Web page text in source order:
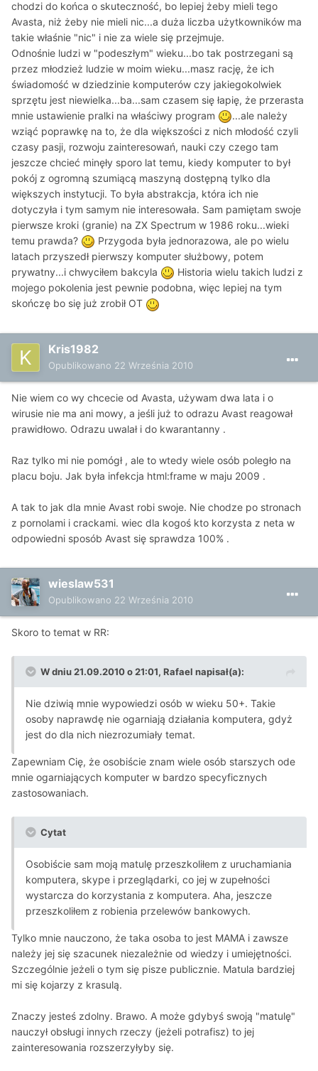
chodzi do końca o skuteczność, bo lepiej żeby mieli tego
Avasta, niż żeby nie mieli nic...a duża liczba użytkowników ma
takie właśnie "nic" i nie za wiele się przejmuje.
Odnośnie ludzi w "podeszłym" wieku...bo tak postrzegani są
przez młodzież ludzie w moim wieku...masz rację, że ich
świadomość w dziedzinie komputerów czy jakiegokolwiek
sprzętu jest niewielka...ba...sam czasem się łapię, że przerasta
mnie ustawienie pralki na właściwy program
...ale należy
wziąć poprawkę na to, że dla większości z nich młodość czyli
czasy pasji, rozwoju zainteresowań, nauki czy czego tam
jeszcze chcieć minęły sporo lat temu, kiedy komputer to był
pokój z ogromną szumiącą maszyną dostępną tylko dla
większych instytucji. To była abstrakcja, która ich nie
dotyczyła i tym samym nie interesowała. Sam pamiętam swoje
pierwsze kroki (granie) na ZX Spectrum w 1986 roku...wieki
temu prawda?
Przygoda była jednorazowa, ale po wielu
latach przyszedł pierwszy komputer służbowy, potem
prywatny...i chwyciłem bakcyla
Historia wielu takich ludzi z
mojego pokolenia jest pewnie podobna, więc lepiej na tym
skończę bo się już zrobił OT
Kris1982
Opublikowano 22 Września 2010
Nie wiem co wy chcecie od Avasta, używam dwa lata i o
wirusie nie ma ani mowy, a jeśli już to odrazu Avast reagował
prawidłowo. Odrazu uwalał i do kwarantanny .
Raz tylko mi nie pomógł , ale to wtedy wiele osób poległo na
placu boju. Jak była infekcja html:frame w maju 2009 .
A tak to jak dla mnie Avast robi swoje. Nie chodze po stronach
z pornolami i crackami. wiec dla kogoś kto korzysta z neta w
odpowiedni sposób Avast się sprawdza 100% .
wieslaw531
Opublikowano 22 Września 2010
Skoro to temat w RR:
W dniu 21.09.2010 o 21:01, Rafael napisał(a):
Nie dziwią mnie wypowiedzi osób w wieku 50+. Takie
osoby naprawdę nie ogarniają działania komputera, gdyż
jest do dla nich niezrozumiały temat.
Zapewniam Cię, że osobiście znam wiele osób starszych ode
mnie ogarniających komputer w bardzo specyficznych
zastosowaniach.
Cytat
Osobiście sam moją matulę przeszkoliłem z uruchamiania
komputera, skype i przeglądarki, co jej w zupełności
wystarcza do korzystania z komputera. Aha, jeszcze
przeszkoliłem z robienia przelewów bankowych.
Tylko mnie nauczono, że taka osoba to jest MAMA i zawsze
należy jej się szacunek niezależnie od wiedzy i umiejętności.
Szczególnie jeżeli o tym się pisze publicznie. Matula bardziej
mi się kojarzy z krasulą.
Znaczy jesteś zdolny. Brawo. A może gdybyś swoją "matulę"
nauczył obsługi innych rzeczy (jeżeli potrafisz) to jej
zainteresowania rozszerzyłyby się.